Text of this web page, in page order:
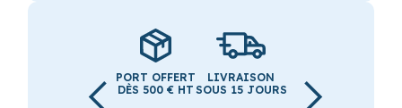
PORT OFFERT
DÈS 500 € HT
LIVRAISON
SOUS 15 JOURS